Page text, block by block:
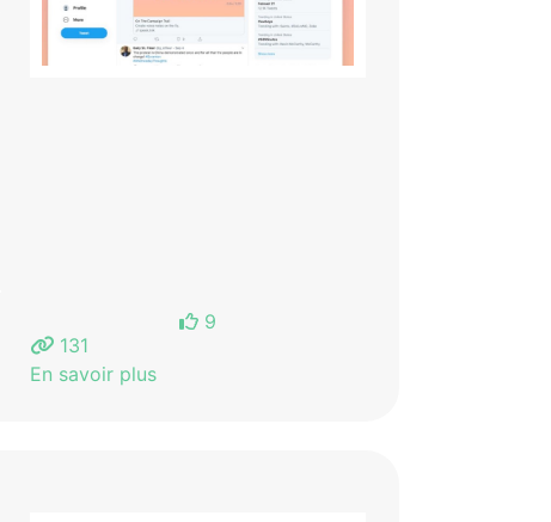
9
131
En savoir plus